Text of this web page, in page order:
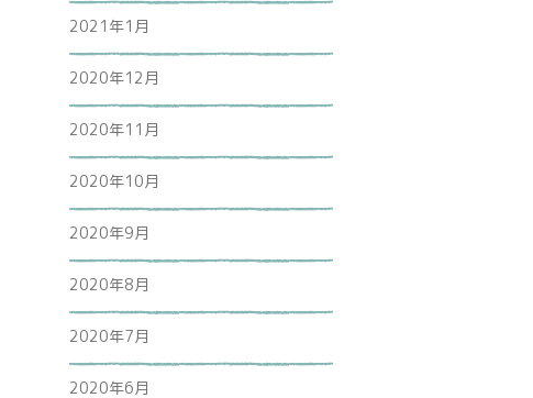
2021年1月
2020年12月
2020年11月
2020年10月
2020年9月
2020年8月
2020年7月
2020年6月